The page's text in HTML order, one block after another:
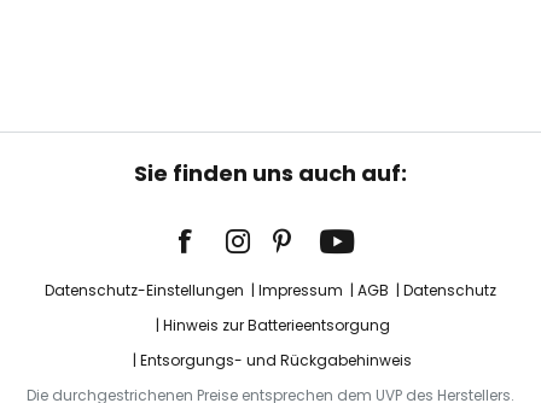
Sie finden uns auch auf:
Datenschutz-Einstellungen Impressum AGB
Datenschutz
Hinweis zur Batterieentsorgung
Entsorgungs- und Rückgabehinweis
Die durchgestrichenen Preise entsprechen dem UVP des Herstellers.